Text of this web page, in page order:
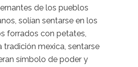
de los pueblos
solían sentarse en los
forrados con petates,
tradición mexica, sentarse
símbolo de poder y